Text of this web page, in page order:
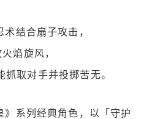
术结合扇子攻击，
焰旋风，
抓取对手并投掷苦无。
》系列经典角色，以「守护